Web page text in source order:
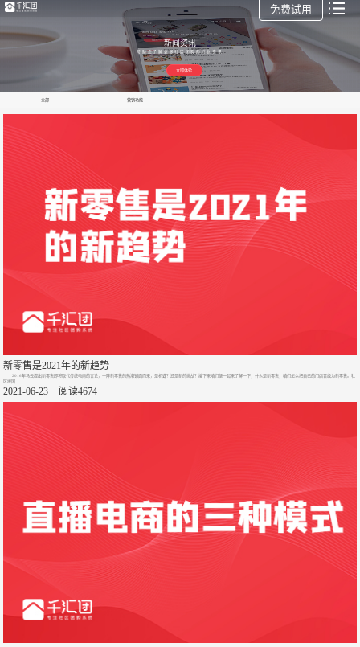
免费试用
新闻资讯
帮助您了解更多社区团购的行业资讯
立即体验
全部 营销功能
新零售是2021年的新趋势
2016年马云提出新零售即将取代传统电商的言论，一阵新零售的热潮铺面而来，是机遇？还是新的挑战？接下来咱们便一起来了解一下，什么是新零售，咱们怎么把自己的门店晋级为新零售。社
区拼团
2021-06-23 阅读4674